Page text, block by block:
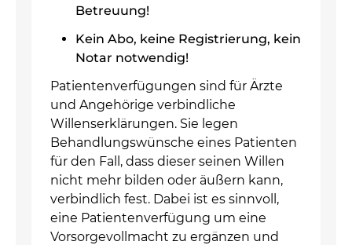
Betreuung!
Kein Abo, keine Registrierung, kein
Notar notwendig!
Patientenverfügungen sind für Ärzte
und Angehörige verbindliche
Willenserklärungen. Sie legen
Behandlungswünsche eines Patienten
für den Fall, dass dieser seinen Willen
nicht mehr bilden oder äußern kann,
verbindlich fest. Dabei ist es sinnvoll,
eine Patientenverfügung um eine
Vorsorgevollmacht zu ergänzen und